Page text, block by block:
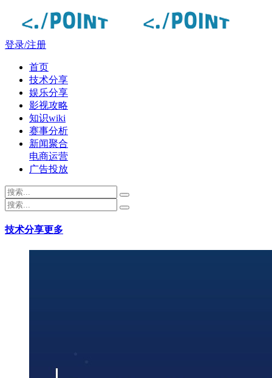
登录/注册
首页
技术分享
娱乐分享
影视攻略
知识wiki
赛事分析
新闻聚合
电商运营
广告投放
点度-lmwmm.com - 每日精选
技术分享更多